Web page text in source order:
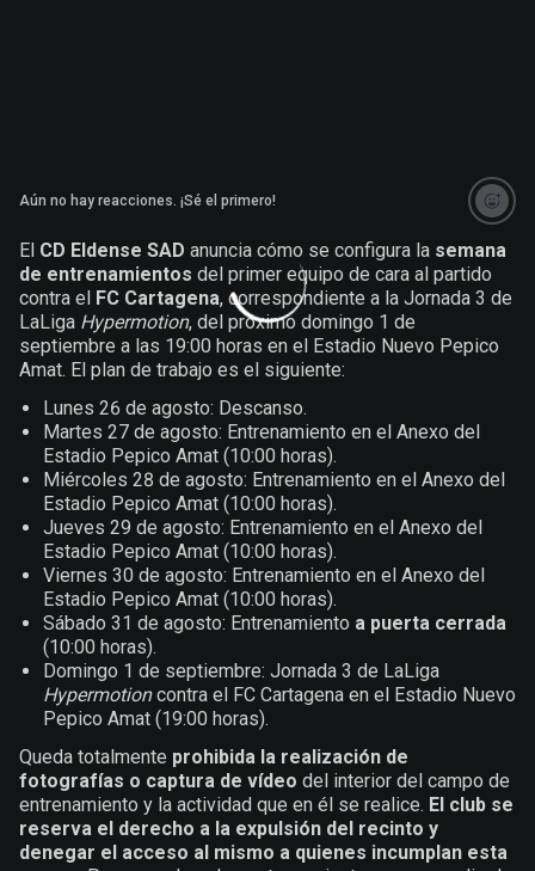
Aún no hay reacciones. ¡Sé el primero!
El CD Eldense SAD anuncia cómo se configura la semana
de entrenamientos del primer equipo de cara al partido
contra el FC Cartagena, correspondiente a la Jornada 3 de
LaLiga Hypermotion, del próximo domingo 1 de
septiembre a las 19:00 horas en el Estadio Nuevo Pepico
Amat. El plan de trabajo es el siguiente:
Lunes 26 de agosto: Descanso.
Martes 27 de agosto: Entrenamiento en el Anexo del
Estadio Pepico Amat (10:00 horas).
Miércoles 28 de agosto: Entrenamiento en el Anexo del
Estadio Pepico Amat (10:00 horas).
Jueves 29 de agosto: Entrenamiento en el Anexo del
Estadio Pepico Amat (10:00 horas).
Viernes 30 de agosto: Entrenamiento en el Anexo del
Estadio Pepico Amat (10:00 horas).
Sábado 31 de agosto: Entrenamiento a puerta cerrada
(10:00 horas).
Domingo 1 de septiembre: Jornada 3 de LaLiga
Hypermotioncontra el FC Cartagena en el Estadio Nuevo
Pepico Amat (19:00 horas).
Queda totalmente prohibida la realización de
fotografías o captura de vídeo del interior del campo de
entrenamiento y la actividad que en él se realice. El club se
reserva el derecho a la expulsión del recinto y
denegar el acceso al mismo a quienes incumplan esta